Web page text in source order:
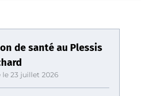
de santé au Plessis
le 23 juillet 2026